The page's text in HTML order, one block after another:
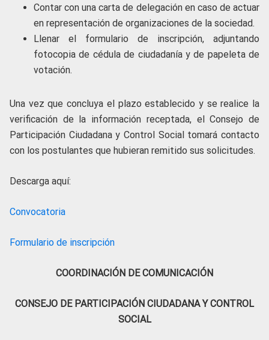
Contar con una carta de delegación en caso de actuar
en representación de organizaciones de la sociedad.
Llenar el formulario de inscripción, adjuntando
fotocopia de cédula de ciudadanía y de papeleta de
votación.
Una vez que concluya el plazo establecido y se realice la
verificación de la información receptada, el Consejo de
Participación Ciudadana y Control Social tomará contacto
con los postulantes que hubieran remitido sus solicitudes.
Descarga aquí:
Convocatoria
Formulario de inscripción
COORDINACIÓN DE COMUNICACIÓN
CONSEJO DE PARTICIPACIÓN CIUDADANA Y CONTROL
SOCIAL